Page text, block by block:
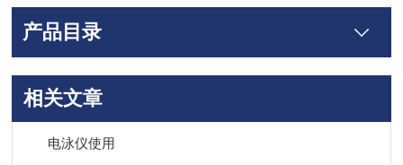
产品目录
相关文章
电泳仪使用